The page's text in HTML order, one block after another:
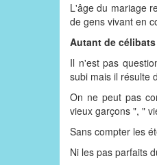
L'âge du mariage
de gens vivant en
Autant de
Il n'est pas
subi mais il résulte
On ne peut pas
vieux garçons ", "
Sans compter les
Ni les pas parfaits